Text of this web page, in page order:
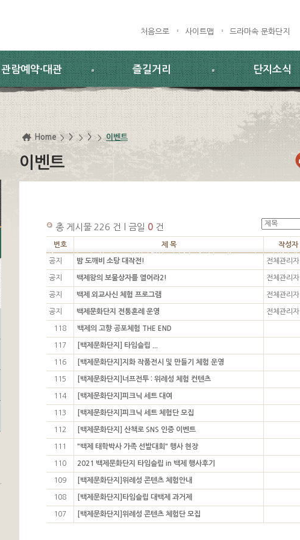
처음으로 사이트맵 드라마속 문화단지
관람예약·대관 즐길거리 단지소식
Home > > 이벤트
이벤트
총 게시물 226 건 l 금일 0 건
번호 제 목 작성자
공지 밤 도깨비 소탕 대작전! 전체관리자
공지 백제왕의 보물상자를 열어라2! 전체관리자
공지 백제 외교사신 체험 프로그램 전체관리자
공지 백제문화단지 전통혼례 운영 전체관리자
118 백제의 고향 공포체험 THE END
117 [백제문화단지] 타임슬립 ...
116 [백제문화단지]지화 작품전시 및 만들기 체험 운영
115 [백제문화단지]너프전투 : 위례성 체험 컨텐츠
114 [백제문화단지]피크닉 세트 대여
113 [백제문화단지]피크닉 세트 체험단 모집
112 [백제문화단지] 산책로 SNS 인증 이벤트
111 "백제 태학박사 가족 선발대회" 행사 현장
110 2021 백제문화단지 타임슬립 in 백제 행사후기
109 [백제문화단지]위례성 콘텐츠 체험안내
108 [백제문화단지]타임슬립 대백제 과거제
107 [백제문화단지]위례성 콘텐츠 체험단 모집